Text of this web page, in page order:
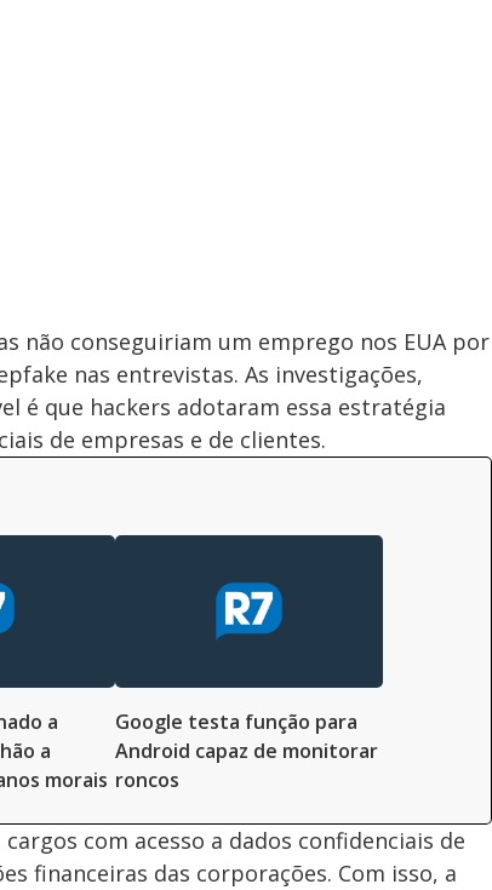
não conseguiriam um emprego nos EUA por
nas entrevistas. As investigações,
é que hackers adotaram essa estratégia
de empresas e de clientes.
a
a
morais
Google testa função para
Android capaz de monitorar
roncos
com acesso a dados confidenciais de
financeiras das corporações. Com isso, a